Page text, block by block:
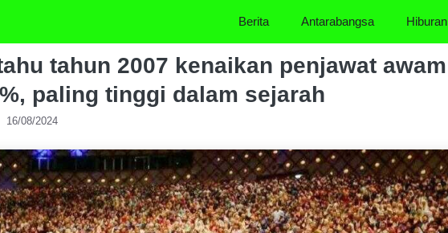
Berita Antarabangsa Hiburan
tahun 2007 kenaikan penjawat awam
paling tinggi dalam sejarah
16/08/2024